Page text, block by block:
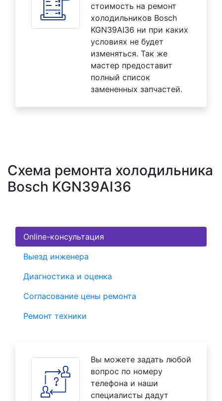
стоимость на ремонт
холодильников Bosch
KGN39AI36 ни при каких
условиях не будет
изменяться. Так же
мастер предоставит
полный список
замененных запчастей.
Схема ремонта холодильника
Bosch KGN39AI36
Online-консультация
Выезд инженера
Диагностика и оценка
Согласование цены ремонта
Ремонт техники
Вы можете задать любой
вопрос по номеру
телефона и наши
специалисты дадут